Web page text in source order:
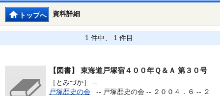
資料詳細
トップへ
1 件中、 1 件目
【図書】 東海道戸塚宿４００年Ｑ＆Ａ 第３０号
［とみづか］ --
戸塚歴史の会 -- 戸塚歴史の会 -- ２００４．６ -- ２